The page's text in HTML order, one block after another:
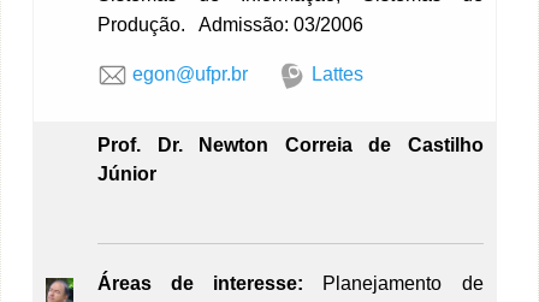
Produção. Admissão: 03/2006
egon@ufpr.br Lattes
Prof. Dr. Newton Correia de Castilho
Júnior
Áreas de interesse:
Planejamento de